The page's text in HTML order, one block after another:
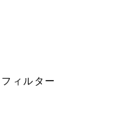
ィルター